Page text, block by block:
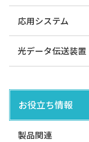
応用システム
光データ伝送装置
お役立ち情報
製品関連